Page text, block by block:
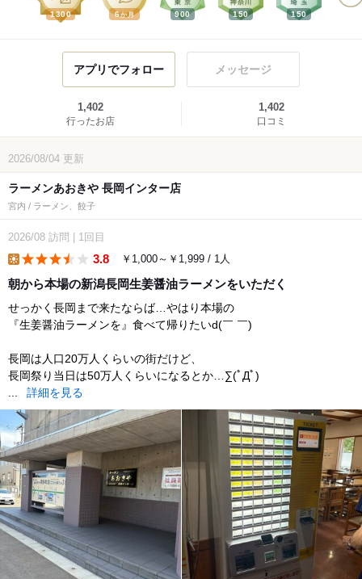
1300 6か月 900 150 150
アプリでフォロー メッセージ
1,402
行ったお店
1,402
口コミ
2026/08/04 更新
ラーメンあおきや 長岡インター店
宮内 / ラーメン、餃子
2026/08 訪問 1回目
3.8 ￥1,000～￥1,999 / 1人
朝から本場の新潟長岡生姜醤油ラーメンをいただく
せっかく長岡まで来たならば…やはり本場の
『生姜醤油ラーメンを』食べて帰りたいd(￣ ￣)
長岡は人口20万人くらいの街だけど、
長岡祭り当日は50万人くらいになるとか…∑(ﾟДﾟ)
詳細を見る